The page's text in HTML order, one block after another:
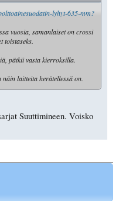
lyhyt-635-mm?
vuosia, samanlaiset on crossi
toistaseks.
pätkii vasta kierroksilla.
laitteita herätellessä on.
Suuttimineen. Voisko